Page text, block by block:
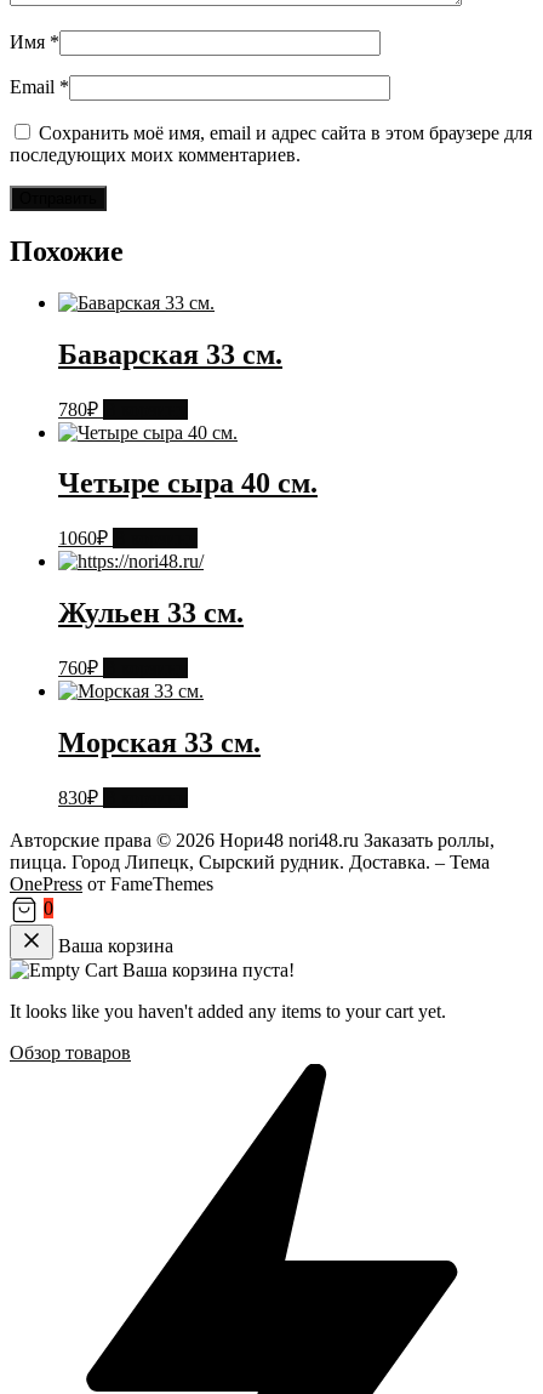
Имя *
Email *
Сохранить моё имя, email и адрес сайта в этом браузере для
последующих моих комментариев.
Похожие
Баварская 33 см.
780₽
Четыре сыра 40 см.
1060₽
Жульен 33 см.
760₽
Морская 33 см.
830₽
Авторские права © 2026 Нори48 nori48.ru Заказать роллы,
пицца. Город Липецк, Сырский рудник. Доставка. – Тема
OnePress от FameThemes
0
Ваша корзина
Ваша корзина пуста!
It looks like you haven't added any items to your cart yet.
Обзор товаров